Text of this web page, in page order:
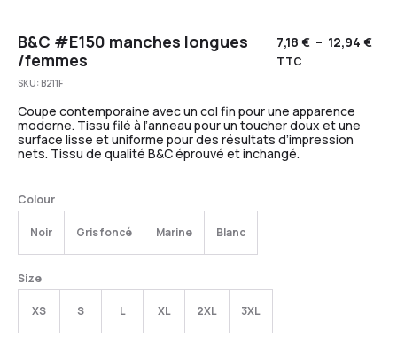
B&C #E150 manches longues
/femmes
7,18€ – 12,94€
TTC
SKU: B211F
Coupe contemporaine avec un col fin pour une apparence
moderne. Tissu filé à l’anneau pour un toucher doux et une
surface lisse et uniforme pour des résultats d’impression
nets. Tissu de qualité B&C éprouvé et inchangé.
Colour
Noir Gris foncé Marine Blanc
Size
XS S L XL 2XL 3XL